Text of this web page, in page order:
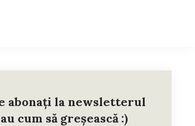
abonați la newsletterul
cum să greșească :)